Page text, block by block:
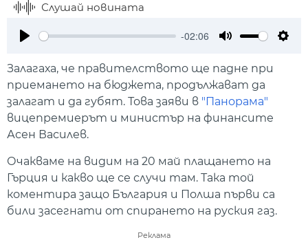
Слушай новината
-02:06
Залагаха, че правителството ще падне при
приемането на бюджета, продължават да
залагат и да губят. Това заяви в "Панорама"
вицепремиерът и министър на финансите
Асен Василев.
Очакваме на видим на 20 май плащането на
Гърция и какво ще се случи там. Така той
коментира защо България и Полша първи са
били засегнати от спирането на руския газ.
Реклама